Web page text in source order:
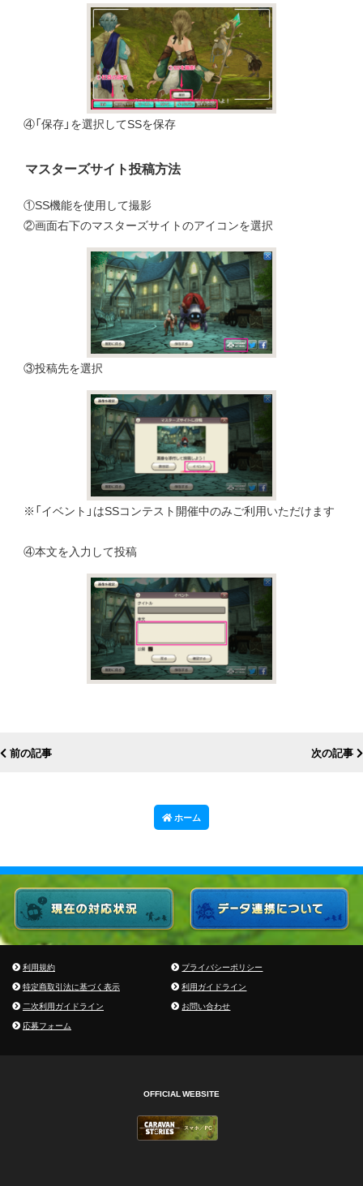
④「保存」を選択してSSを保存
マスターズサイト投稿方法
①SS機能を使用して撮影
②画面右下のマスターズサイトのアイコンを選択
③投稿先を選択
※「イベント」はSSコンテスト開催中のみご利用いただけます
④本文を入力して投稿
前の記事 次の記事
ホーム
利用規約
プライバシーポリシー
特定商取引法に基づく表示
利用ガイドライン
二次利用ガイドライン
お問い合わせ
応募フォーム
OFFICIAL WEBSITE